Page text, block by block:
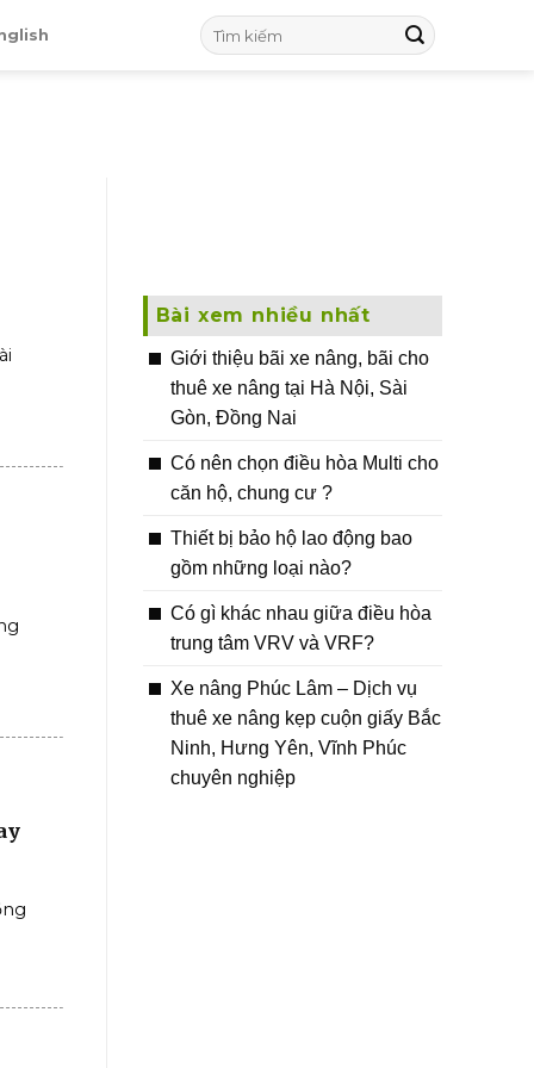
Bài xem nhiều nhất
Giới thiệu bãi xe nâng, bãi cho
thuê xe nâng tại Hà Nội, Sài
Gòn, Đồng Nai
Có nên chọn điều hòa Multi cho
căn hộ, chung cư ?
Thiết bị bảo hộ lao động bao
gồm những loại nào?
Có gì khác nhau giữa điều hòa
trung tâm VRV và VRF?
Xe nâng Phúc Lâm – Dịch vụ
thuê xe nâng kẹp cuộn giấy Bắc
Ninh, Hưng Yên, Vĩnh Phúc
chuyên nghiệp